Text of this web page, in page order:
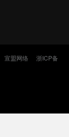
宣盟网络
浙ICP备